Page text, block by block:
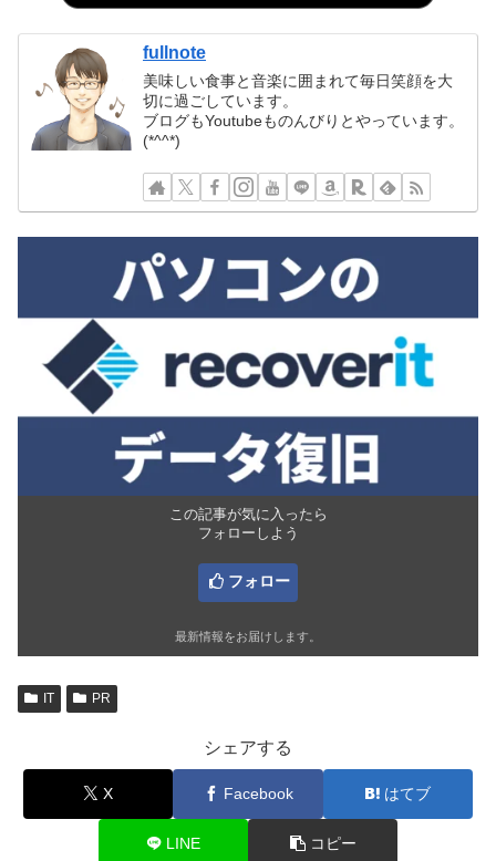
fullnote
美味しい食事と音楽に囲まれて毎日笑顔を大
切に過ごしています。
ブログもYoutubeものんびりとやっています。
(*^^*)
この記事が気に入ったら
フォローしよう
フォロー
最新情報をお届けします。
IT PR
シェアする
X Facebook はてブ
LINE コピー